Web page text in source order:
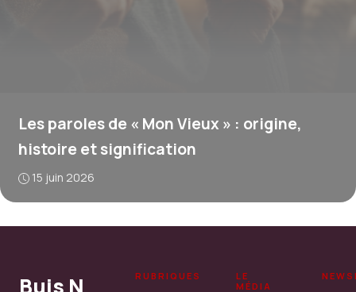
Les paroles de « Mon Vieux » : origine,
histoire et signification
15 juin 2026
Buis N
RUBRIQUES
LE
MÉDIA